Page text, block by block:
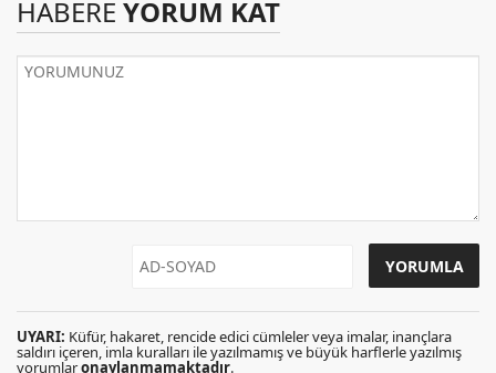
HABERE YORUM KAT
UYARI: Küfür, hakaret, rencide edici cümleler veya imalar, inançlara
saldırı içeren, imla kuralları ile yazılmamış ve büyük harflerle yazılmış
yorumlaronaylanmamaktadır.